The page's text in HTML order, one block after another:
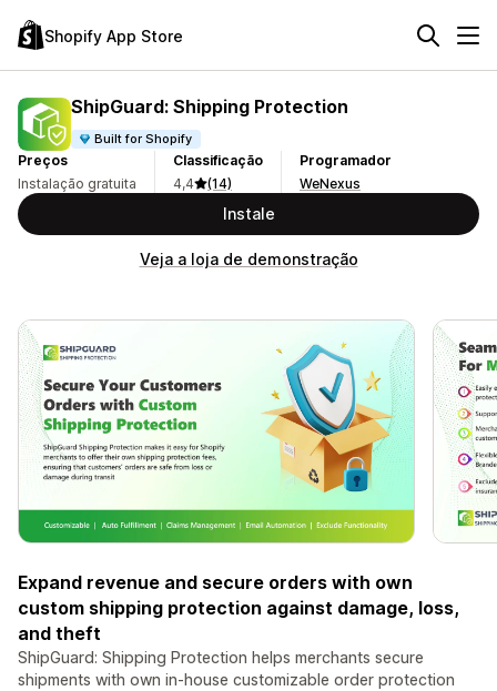
Shopify App Store
ShipGuard: Shipping Protection
Built for Shopify
Preços
Instalação gratuita
Classificação
4,4
(14)
Programador
WeNexus
Instale
Veja a loja de demonstração
Expand revenue and secure orders with own
custom shipping protection against damage, loss,
and theft
ShipGuard: Shipping Protection helps merchants secure
shipments with own in-house customizable order protection